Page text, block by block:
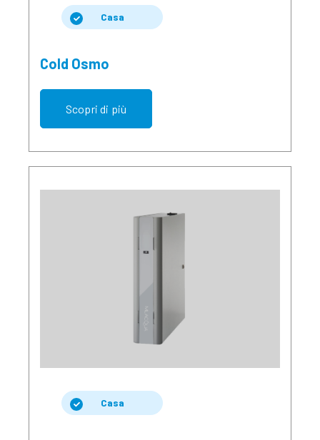
Casa
Cold Osmo
Scopri di più
Casa